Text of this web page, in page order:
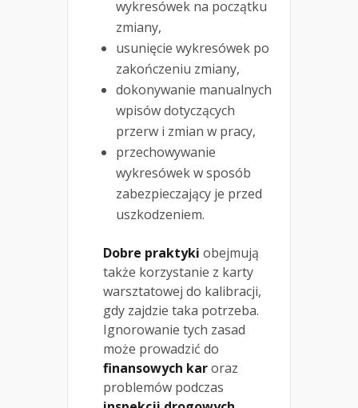
wykresówek na początku
zmiany,
usunięcie wykresówek po
zakończeniu zmiany,
dokonywanie manualnych
wpisów dotyczących
przerw i zmian w pracy,
przechowywanie
wykresówek w sposób
zabezpieczający je przed
uszkodzeniem.
Dobre praktyki obejmują
także korzystanie z karty
warsztatowej do kalibracji,
gdy zajdzie taka potrzeba.
Ignorowanie tych zasad
może prowadzić do
finansowych karoraz
problemów podczas